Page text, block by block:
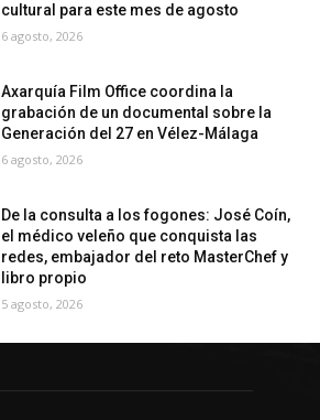
cultural para este mes de agosto
6 agosto, 2026
Axarquía Film Office coordina la
grabación de un documental sobre la
Generación del 27 en Vélez-Málaga
6 agosto, 2026
De la consulta a los fogones: José Coín,
el médico veleño que conquista las
redes, embajador del reto MasterChef y
libro propio
5 agosto, 2026